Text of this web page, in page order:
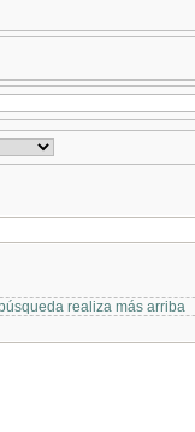
realiza más arriba